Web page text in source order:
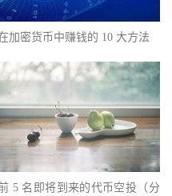
加密货币中赚钱的 10 大方法
5 名即将到来的代币空投（分